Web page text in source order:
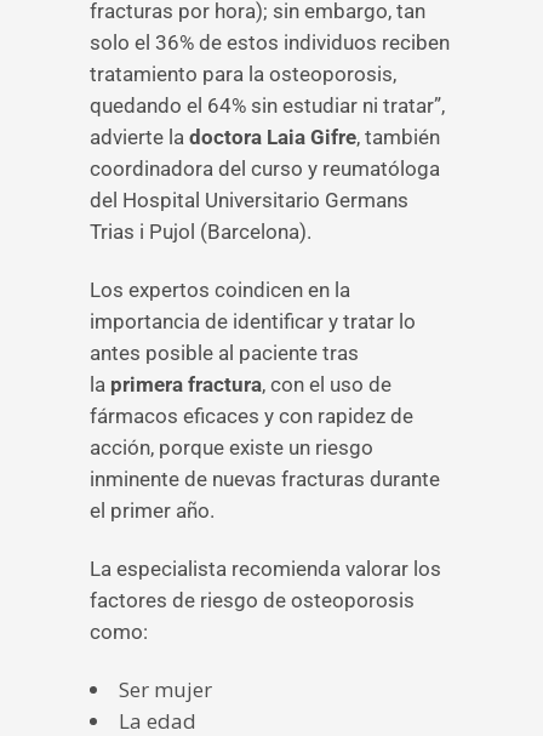
fracturas por hora); sin embargo, tan
solo el 36% de estos individuos reciben
tratamiento para la osteoporosis,
quedando el 64% sin estudiar ni tratar”,
advierte la doctora Laia Gifre, también
coordinadora del curso y reumatóloga
del Hospital Universitario Germans
Trias i Pujol (Barcelona).
Los expertos coindicen en la
importancia de identificar y tratar lo
antes posible al paciente tras
la primera fractura, con el uso de
fármacos eficaces y con rapidez de
acción, porque existe un riesgo
inminente de nuevas fracturas durante
el primer año.
La especialista recomienda valorar los
factores de riesgo de osteoporosis
como:
Ser mujer
La edad